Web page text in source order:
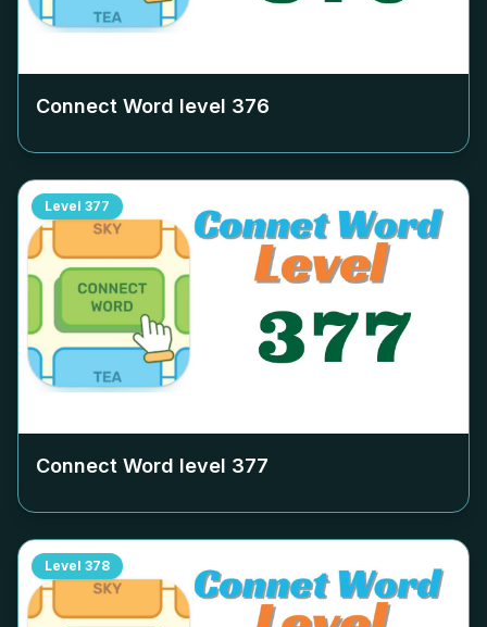
Connect Word level 376
Level 377
Connect Word level 377
Level 378